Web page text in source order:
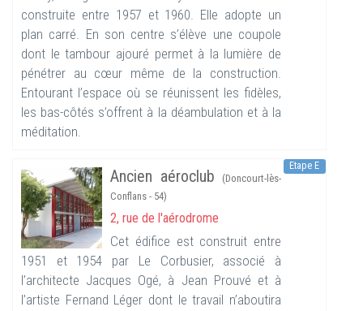
construite entre 1957 et 1960. Elle adopte un
plan carré. En son centre s’élève une coupole
dont le tambour ajouré permet à la lumière de
pénétrer au cœur même de la construction.
Entourant l’espace où se réunissent les fidèles,
les bas-côtés s’offrent à la déambulation et à la
méditation.
Etape E
Ancien aéroclub
(Doncourt-lès-
Conflans - 54)
2, rue de l'aérodrome
Cet édifice est construit entre
1951 et 1954 par Le Corbusier, associé à
l’architecte Jacques Ogé, à Jean Prouvé et à
l’artiste Fernand Léger dont le travail n’aboutira